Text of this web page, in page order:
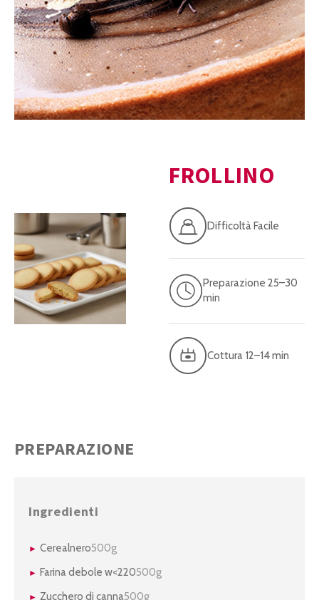
FROLLINO
Difficoltà Facile
Preparazione 25–30
min
Cottura 12–14 min
PREPARAZIONE
Ingredienti
Cerealnero500g
Farina debole w<220500g
Zucchero di canna500g